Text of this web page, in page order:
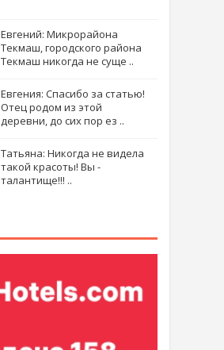
Евгений: Микрорайона
Текмаш, городского района
Текмаш никогда не суще ..
Евгения: Спасибо за статью!
Отец родом из этой
деревни, до сих пор ез ..
Татьяна: Никогда не видела
такой красоты! Вы -
талантище!!! ..